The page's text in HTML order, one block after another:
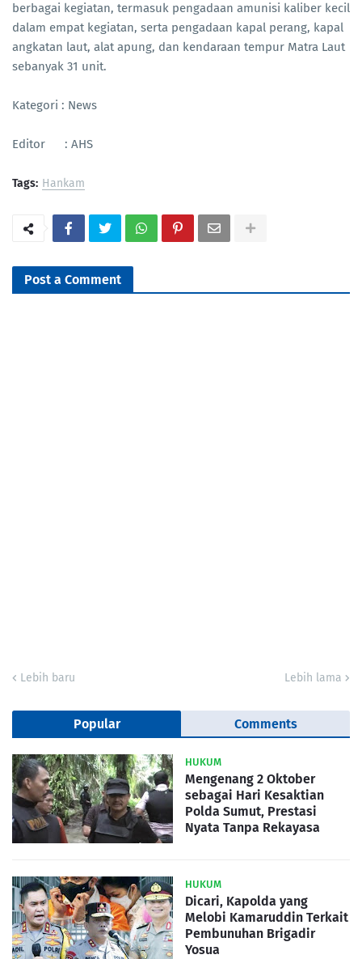
berbagai kegiatan, termasuk pengadaan amunisi kaliber kecil
dalam empat kegiatan, serta pengadaan kapal perang, kapal
angkatan laut, alat apung, dan kendaraan tempur Matra Laut
sebanyak 31 unit.
Kategori : News
Editor : AHS
Tags: Hankam
Post a Comment
Lebih baru Lebih lama
Popular Comments
HUKUM
Mengenang 2 Oktober
sebagai Hari Kesaktian
Polda Sumut, Prestasi
Nyata Tanpa Rekayasa
HUKUM
Dicari, Kapolda yang
Melobi Kamaruddin Terkait
Pembunuhan Brigadir
Yosua